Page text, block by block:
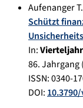
Aufenanger T.
Schützt
In:
86. Jahrgang(
ISSN: 0340-
DOI: